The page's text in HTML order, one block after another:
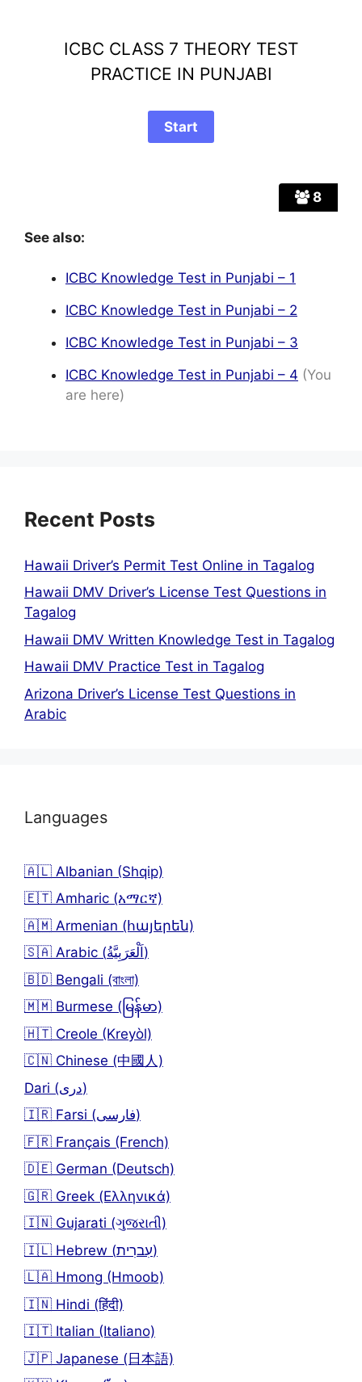
8
ICBC CLASS 7 THEORY TEST
PRACTICE IN PUNJABI
See also:
ICBC Knowledge Test in Punjabi – 1
ICBC Knowledge Test in Punjabi – 2
ICBC Knowledge Test in Punjabi – 3
ICBC Knowledge Test in Punjabi – 4 (You
are here)
Recent Posts
Hawaii Driver’s Permit Test Online in Tagalog
Hawaii DMV Driver’s License Test Questions in
Tagalog
Hawaii DMV Written Knowledge Test in Tagalog
Hawaii DMV Practice Test in Tagalog
Arizona Driver’s License Test Questions in
Arabic
Languages
🇦🇱 Albanian (Shqip)
🇪🇹 Amharic (አማርኛ)
🇦🇲 Armenian (հայերեն)
🇸🇦 Arabic (اَلْعَرَبِيَّةُ)
🇧🇩 Bengali (বাংলা)
🇲🇲 Burmese (မြန်မာ)
🇭🇹 Creole (Kreyòl)
🇨🇳 Chinese (中國人)
Dari (دری)
🇮🇷 Farsi (فارسی)
🇫🇷 Français (French)
🇩🇪 German (Deutsch)
🇬🇷 Greek (Ελληνικά)
🇮🇳 Gujarati (ગુજરાતી)
🇮🇱 Hebrew (עִברִית)
🇱🇦 Hmong (Hmoob)
🇮🇳 Hindi (हिंदी)
🇮🇹 Italian (Italiano)
🇯🇵 Japanese (日本語)